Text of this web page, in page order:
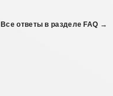
Все ответы в разделе FAQ →